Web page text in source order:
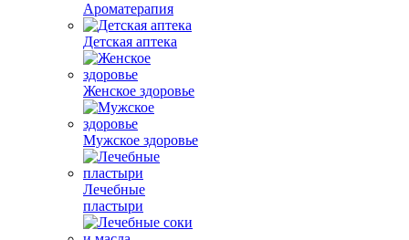
Ароматерапия
Детская аптека
Женское здоровье
Мужское здоровье
Лечебные
пластыри